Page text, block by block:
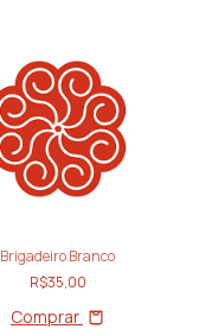
Brigadeiro Branco
R$35,00
Comprar